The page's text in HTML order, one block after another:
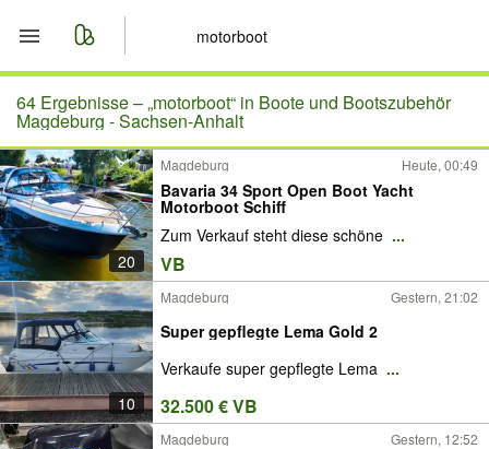
Start
Merkliste
Nachrichten
Anzeige aufgeben
64 Ergebnisse –„motorboot“ in Boote und Bootszubehör
Magdeburg - Sachsen-Anhalt
20
Magdeburg Heute, 00:49
Bavaria 34 Sport Open Boot Yacht
Motorboot Schiff
Zum Verkauf steht diese schöne ...
VB
10
Magdeburg Gestern, 21:02
Super gepflegte Lema Gold 2
Verkaufe super gepflegte Lema ...
32.500 € VB
Magdeburg Gestern, 12:52